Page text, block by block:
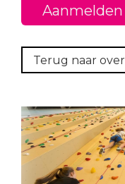
Terug naar